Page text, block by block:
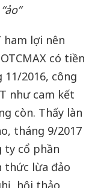
ham lợi nên
có tiền
2016, công
như cam kết
còn. Thấy làn
tháng 9/2017
ty cổ phần
thức lừa đảo